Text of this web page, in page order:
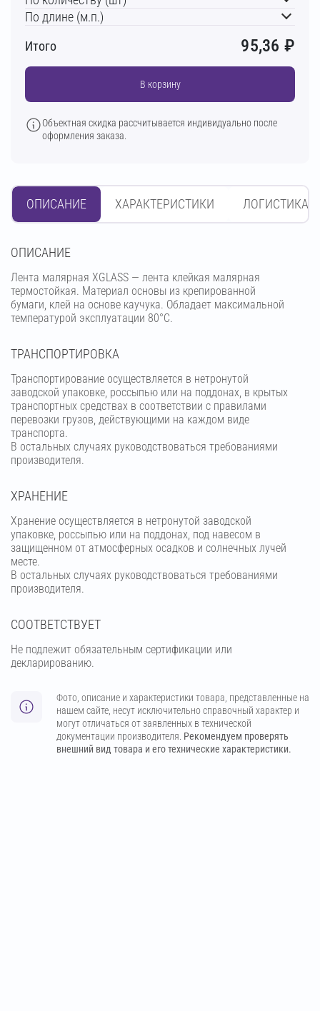
По длине (м.п.)
Итого
95,36 ₽
В корзину
Объектная скидка рассчитывается индивидуально после
оформления заказа.
ОПИСАНИЕ ХАРАКТЕРИСТИКИ ЛОГИСТИКА
OПИСАНИЕ
Лента малярная XGLASS — лента клейкая малярная
термостойкая. Материал основы из крепированной
бумаги, клей на основе каучука. Обладает максимальной
температурой эксплуатации 80°С.
ТРАНСПОРТИРОВКА
Транспортирование осуществляется в нетронутой
заводской упаковке, россыпью или на поддонах, в крытых
транспортных средствах в соответствии с правилами
перевозки грузов, действующими на каждом виде
транспорта.
В остальных случаях руководствоваться требованиями
производителя.
ХРАНЕНИЕ
Хранение осуществляется в нетронутой заводской
упаковке, россыпью или на поддонах, под навесом в
защищенном от атмосферных осадков и солнечных лучей
месте.
В остальных случаях руководствоваться требованиями
производителя.
СООТВЕТСТВУЕТ
Не подлежит обязательным сертификации или
декларированию.
Фото, описание и характеристики товара, представленные на
нашем сайте, несут исключительно справочный характер и
могут отличаться от заявленных в технической
документации производителя. Рекомендуем проверять
внешний вид товара и его технические характеристики.